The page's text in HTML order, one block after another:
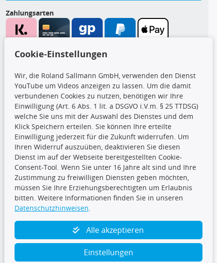
Zahlungsarten
CARAT Gruppe
Folge uns
TecDoc Inside
Cookie-Einstellungen
Wir, die Roland Sallmann GmbH, verwenden den Dienst
YouTube um Videos anzeigen zu lassen. Um die damit
verbundenen Cookies zu nutzen, benötigen wir Ihre
Einwilligung (Art. 6 Abs. 1 lit. a DSGVO i.V.m. § 25 TTDSG)
welche Sie uns mit der Auswahl des Dienstes und dem
Klick Speichern erteilen. Sie können Ihre erteilte
Einwilligung jederzeit für die Zukunft widerrufen. Um
Ihren Widerruf auszuüben, deaktivieren Sie diesen
Dienst im auf der Webseite bereitgestellten Cookie-
Consent-Tool. Wenn Sie unter 16 Jahre alt sind und Ihre
Zustimmung zu freiwilligen Diensten geben möchten,
müssen Sie Ihre Erziehungsberechtigten um Erlaubnis
bitten. Weitere Informationen finden Sie in unseren
Datenschutzhinweisen.
Alle akzeptieren
Einstellungen